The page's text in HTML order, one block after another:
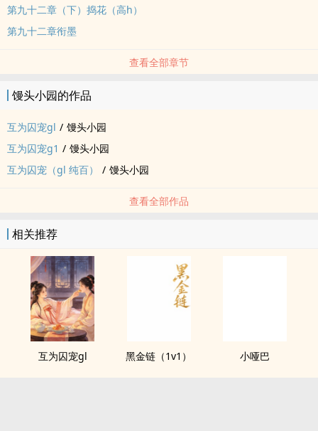
第九十二章（下）捣花（高h）
第九十二章衔墨
查看全部章节
馒头小园的作品
互为囚宠gl / 馒头小园
互为囚宠g1 / 馒头小园
互为囚宠（gl 纯百）
/ 馒头小园
查看全部作品
相关推荐
互为囚宠gl 黑金链（1v1） 小哑巴